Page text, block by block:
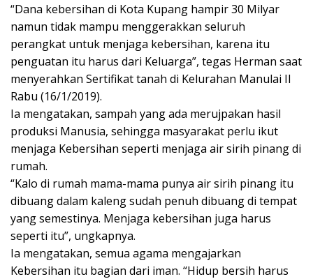
“Dana kebersihan di Kota Kupang hampir 30 Milyar
namun tidak mampu menggerakkan seluruh
perangkat untuk menjaga kebersihan, karena itu
penguatan itu harus dari Keluarga”, tegas Herman saat
menyerahkan Sertifikat tanah di Kelurahan Manulai II
Rabu (16/1/2019).
Ia mengatakan, sampah yang ada merujpakan hasil
produksi Manusia, sehingga masyarakat perlu ikut
menjaga Kebersihan seperti menjaga air sirih pinang di
rumah.
“Kalo di rumah mama-mama punya air sirih pinang itu
dibuang dalam kaleng sudah penuh dibuang di tempat
yang semestinya. Menjaga kebersihan juga harus
seperti itu”, ungkapnya.
Ia mengatakan, semua agama mengajarkan
Kebersihan itu bagian dari iman. “Hidup bersih harus